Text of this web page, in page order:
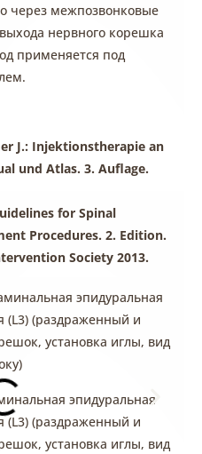
через межпозвонковые
нервного корешка
применяется под
J.: Injektionstherapie an
und Atlas. 3. Auflage.
for Spinal
Procedures. 2. Edition.
Society 2013.
эпидуральная
(L3) (раздраженный и
установка иглы, вид